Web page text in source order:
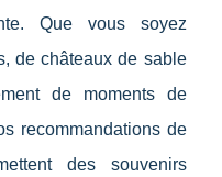
Que vous soyez
de châteaux de sable
de moments de
recommandations de
des souvenirs